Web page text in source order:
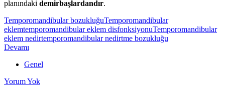
planındaki demirbaşlardandır.
Temporomandibular bozukluğuTemporomandibular
eklemtemporomandibular eklem disfonksiyonuTemporomandibular
eklem nedirtemporomandibular nedirtme bozukluğu
Devamı
Genel
Yorum Yok